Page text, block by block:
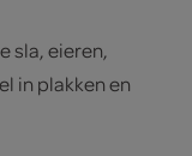
sla, eieren,
in plakken en